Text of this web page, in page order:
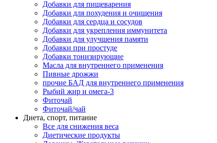
Добавки для пищеварения
Добавки для похудения и очищения
Добавки для сердца и сосудов
Добавки для укрепления иммунитета
Добавки для улучшения памяти
Добавки при простуде
Добавки тонизирующие
Масла для внутреннего применения
Пивные дрожжи
прочие БАД для внутреннего применения
Рыбий жир и омега-3
Фиточай
Фиточай/чай
Диета, спорт, питание
Все для снижения веса
Диетические продукты